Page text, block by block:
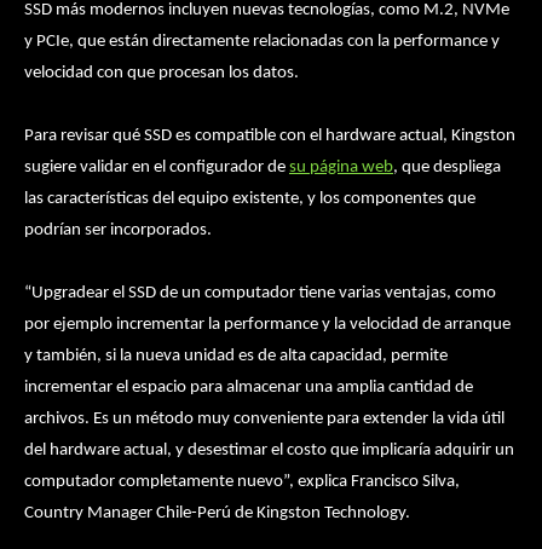
SSD más modernos incluyen nuevas tecnologías, como M.2, NVMe
y PCIe, que están directamente relacionadas con la performance y
velocidad con que procesan los datos.
Para revisar qué SSD es compatible con el hardware actual, Kingston
sugiere validar en el configurador de su página web, que despliega
las características del equipo existente, y los componentes que
podrían ser incorporados.
“Upgradear el SSD de un computador tiene varias ventajas, como
por ejemplo incrementar la performance y la velocidad de arranque
y también, si la nueva unidad es de alta capacidad, permite
incrementar el espacio para almacenar una amplia cantidad de
archivos. Es un método muy conveniente para extender la vida útil
del hardware actual, y desestimar el costo que implicaría adquirir un
computador completamente nuevo”, explica Francisco Silva,
Country Manager Chile-Perú de Kingston Technology.